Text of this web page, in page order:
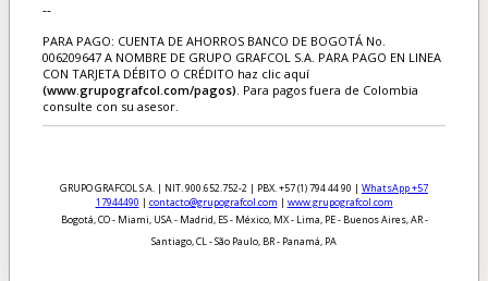
--
PARA PAGO: CUENTA DE AHORROS BANCO DE BOGOTÁ No.
006209647 A NOMBRE DE GRUPO GRAFCOL S.A. PARA PAGO EN LINEA
CON TARJETA DÉBITO O CRÉDITO haz clic aquí
(www.grupografcol.com/pagos). Para pagos fuera de Colombia
consulte con su asesor.
GRUPO GRAFCOL S.A. | NIT. 900.652.752-2 | PBX. +57 (1) 794 44 90 | WhatsApp +57
17944490 | contacto@grupografcol.com | www.grupografcol.com
Bogotá, CO - Miami, USA - Madrid, ES - México, MX - Lima, PE - Buenos Aires, AR -
Santiago, CL - São Paulo, BR - Panamá, PA